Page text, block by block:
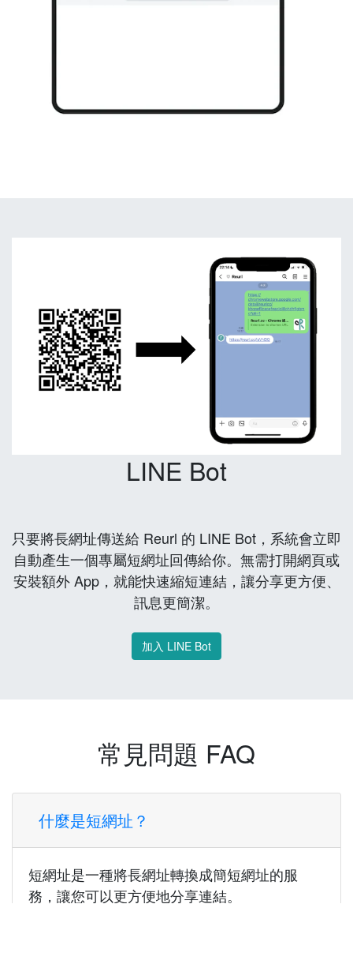
LINE Bot
只要將長網址傳送給 Reurl 的 LINE Bot，系統會立即
自動產生一個專屬短網址回傳給你。無需打開網頁或
安裝額外 App，就能快速縮短連結，讓分享更方便、
訊息更簡潔。
加入 LINE Bot
常見問題 FAQ
什麼是短網址？
短網址是一種將長網址轉換成簡短網址的服
務，讓您可以更方便地分享連結。